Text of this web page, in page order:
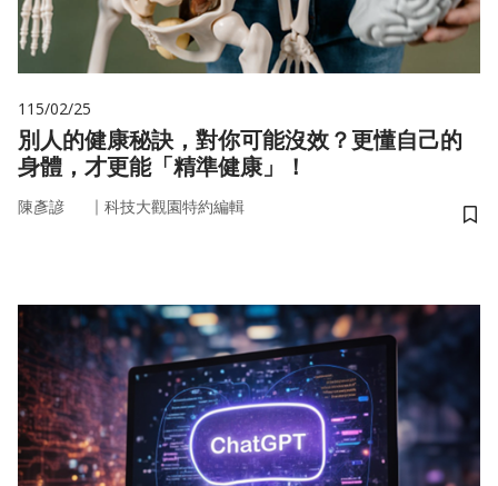
115/02/25
別人的健康秘訣，對你可能沒效？更懂自己的
身體，才更能「精準健康」！
陳彥諺 ｜ 科技大觀園特約編輯
儲